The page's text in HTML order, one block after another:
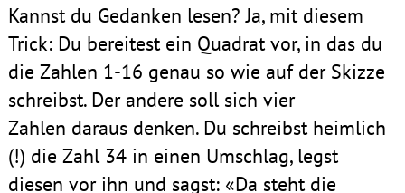
Kannst du Gedanken lesen? Ja, mit diesem
Trick: Du bereitest ein Quadrat vor, in das du
die Zahlen 1-16 genau so wie auf der Skizze
schreibst. Der andere soll sich vier
Zahlen daraus denken. Du schreibst heimlich
(!) die Zahl 34 in einen Umschlag, legst
diesen vor ihn und sagst: «Da steht die